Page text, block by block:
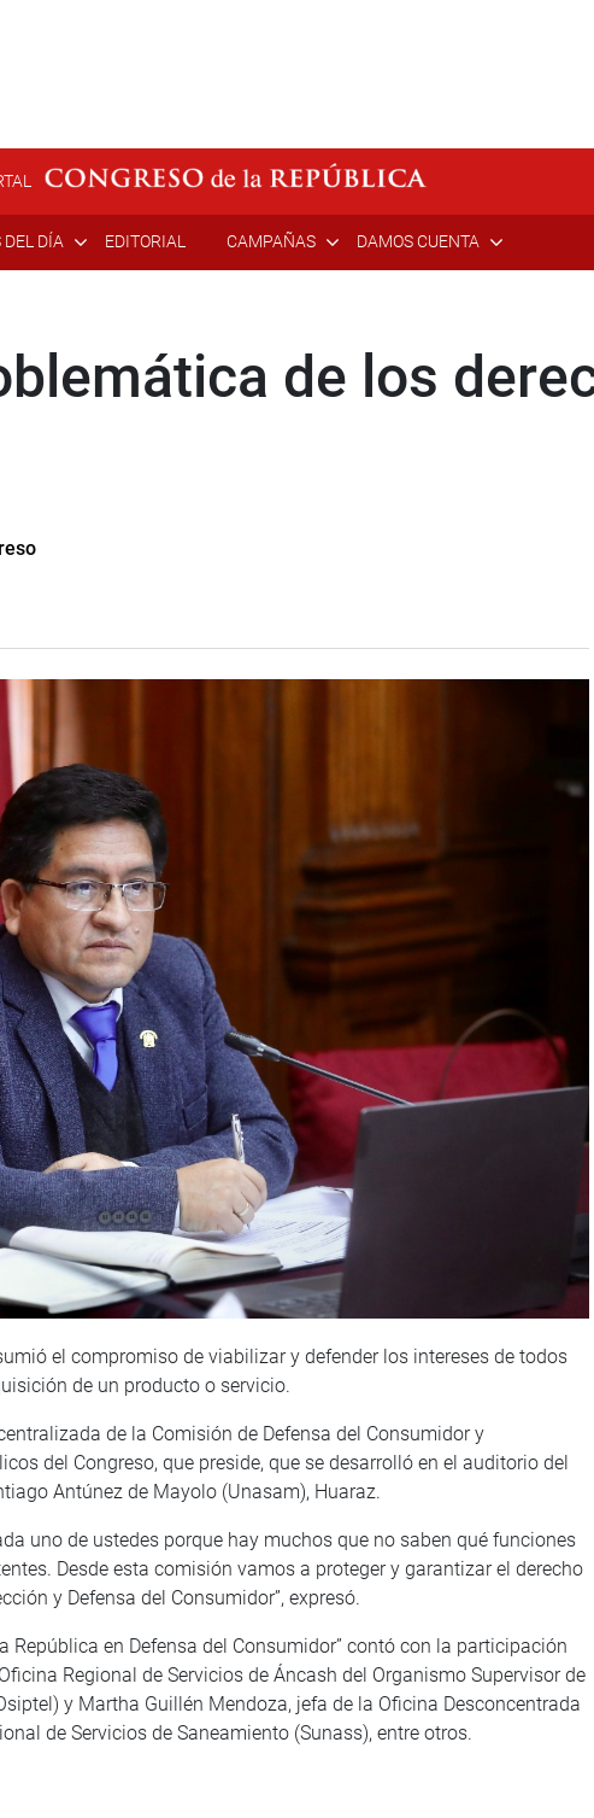
DEL DÍA EDITORIAL CAMPAÑAS DAMOS CUENTA
de los
el compromiso de viabilizar y defender los intereses de todos
de un producto o servicio.
de la Comisión de Defensa del Consumidor y
del Congreso, que preside, que se desarrolló en el auditorio del
Antúnez de Mayolo (Unasam), Huaraz.
uno de ustedes porque hay muchos que no saben qué funciones
Desde esta comisión vamos a proteger y garantizar el derecho
y Defensa del Consumidor”, expresó.
República en Defensa del Consumidor” contó con la participación
Regional de Servicios de Áncash del Organismo Supervisor de
y Martha Guillén Mendoza, jefa de la Oficina Desconcentrada
de Servicios de Saneamiento (Sunass), entre otros.